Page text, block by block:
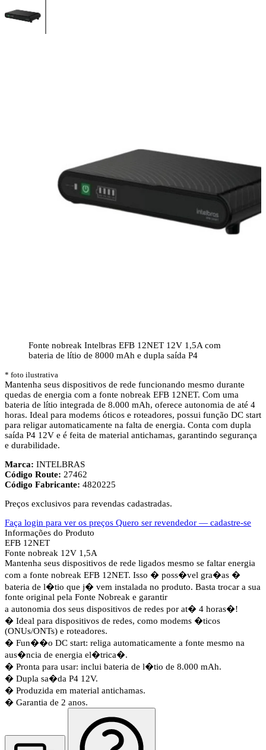
Fonte nobreak Intelbras EFB 12NET 12V 1,5A com
bateria de lítio de 8000 mAh e dupla saída P4
* foto ilustrativa
Mantenha seus dispositivos de rede funcionando mesmo durante
quedas de energia com a fonte nobreak EFB 12NET. Com uma
bateria de lítio integrada de 8.000 mAh, oferece autonomia de até 4
horas. Ideal para modems óticos e roteadores, possui função DC start
para religar automaticamente na falta de energia. Conta com dupla
saída P4 12V e é feita de material antichamas, garantindo segurança
e durabilidade.
Marca: INTELBRAS
Código Route: 27462
Código Fabricante: 4820225
Preços exclusivos para revendas cadastradas.
Faça login para ver os preços Quero ser revendedor — cadastre-se
Informações do Produto
EFB 12NET
Fonte nobreak 12V 1,5A
Mantenha seus dispositivos de rede ligados mesmo se faltar energia
com a fonte nobreak EFB 12NET. Isso � poss�vel gra�as �
bateria de l�tio que j� vem instalada no produto. Basta trocar a sua
fonte original pela Fonte Nobreak e garantir
a autonomia dos seus dispositivos de redes por at� 4 horas�!
� Ideal para dispositivos de redes, como modems �ticos
(ONUs/ONTs) e roteadores.
� Fun��o DC start: religa automaticamente a fonte mesmo na
aus�ncia de energia el�trica�.
� Pronta para usar: inclui bateria de l�tio de 8.000 mAh.
� Dupla sa�da P4 12V.
� Produzida em material antichamas.
� Garantia de 2 anos.